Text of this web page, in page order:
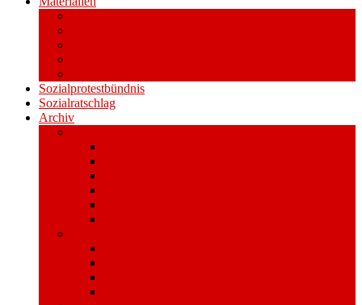
Sozialprotestbündnis
Sozialratschlag
Archiv